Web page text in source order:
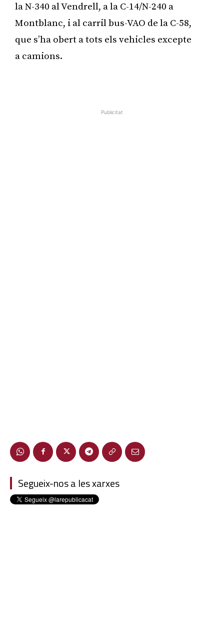
la N-340 al Vendrell, a la C-14/N-240 a
Montblanc, i al carril bus-VAO de la C-58,
que s’ha obert a tots els vehicles excepte
a camions.
Publicitat
Segueix-nos a les xarxes